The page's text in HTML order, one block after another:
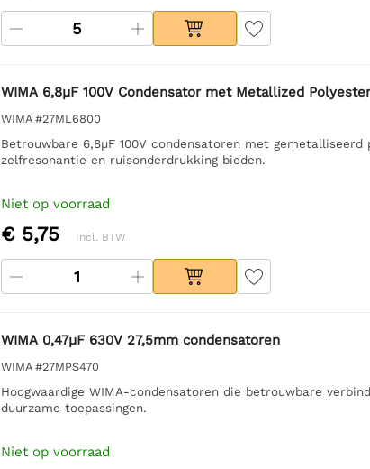
WIMA 6,8µF 100V Condensator met Metallized
WIMA #27ML6800
Betrouwbare 6,8µF 100V condensatoren met
zelfresonantie en ruisonderdrukking bieden.
Niet op voorraad
€ 5,75 Incl. BTW
WIMA 0,47µF 630V 27,5mm condensatoren
WIMA #27MPS470
Hoogwaardige WIMA-condensatoren die betrouwbare
duurzame toepassingen.
Niet op voorraad